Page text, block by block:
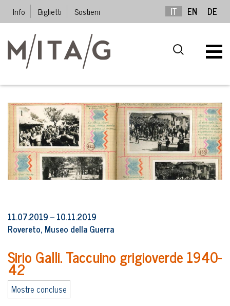
Info Biglietti Sostieni IT EN DE
11.07.2019 – 10.11.2019
Rovereto, Museo della Guerra
Sirio Galli. Taccuino grigioverde 1940-
42
Mostre concluse